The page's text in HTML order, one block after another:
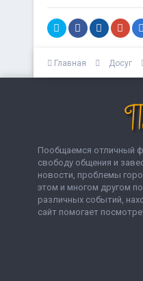
Главная Досуг
Пообщаемся отличный
свободу общения и
новости, проблемы
этом и многом другом
различных событий,
сайт помогает